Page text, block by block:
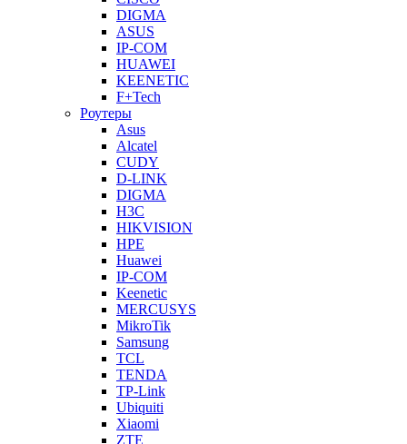
DIGMA
ASUS
IP-COM
HUAWEI
KEENETIC
F+Tech
Роутеры
Asus
Alcatel
CUDY
D-LINK
DIGMA
H3C
HIKVISION
HPE
Huawei
IP-COM
Keenetic
MERCUSYS
MikroTik
Samsung
TCL
TENDA
TP-Link
Ubiquiti
Xiaomi
ZTE